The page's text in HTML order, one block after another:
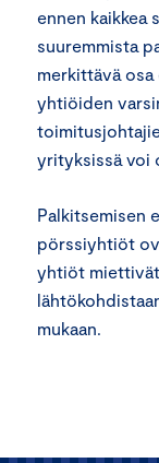
ennen kaikkea
suuremmista
merkittävä osa
yhtiöiden
yrityksissä voi
Palkitsemisen
pörssiyhtiöt
yhtiöt
mukaan.